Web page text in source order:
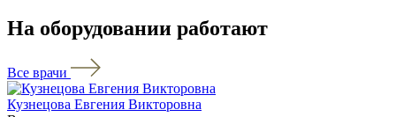
На оборудовании работают
Все врачи
Кузнецова Евгения Викторовна